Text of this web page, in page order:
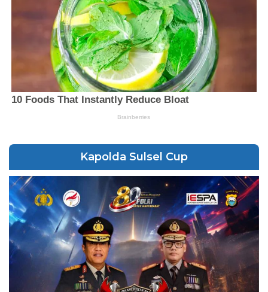
Kapolda Sulsel Cup